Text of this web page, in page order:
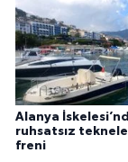
Alanya
ruhsatsız
freni